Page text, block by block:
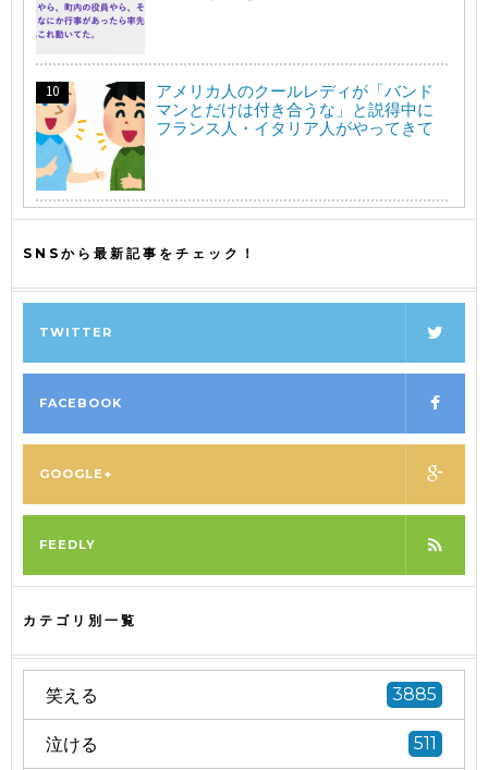
アメリカ人のクールレディが「バンド
マンとだけは付き合うな」と説得中に
フランス人・イタリア人がやってきて
SNSから最新記事をチェック！
TWITTER
FACEBOOK
GOOGLE+
FEEDLY
カテゴリ別一覧
笑える 3885
泣ける 511